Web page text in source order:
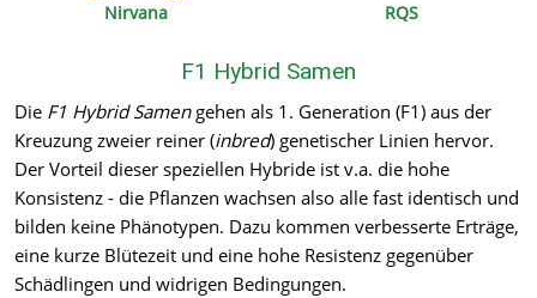
Nirvana RQS
F1 Hybrid Samen
Die F1 Hybrid Samengehen als 1. Generation (F1) aus der
Kreuzung zweier reiner (inbred) genetischer Linien hervor.
Der Vorteil dieser speziellen Hybride ist v.a. die hohe
Konsistenz - die Pflanzen wachsen also alle fast identisch und
bilden keine Phänotypen. Dazu kommen verbesserte Erträge,
eine kurze Blütezeit und eine hohe Resistenz gegenüber
Schädlingen und widrigen Bedingungen.